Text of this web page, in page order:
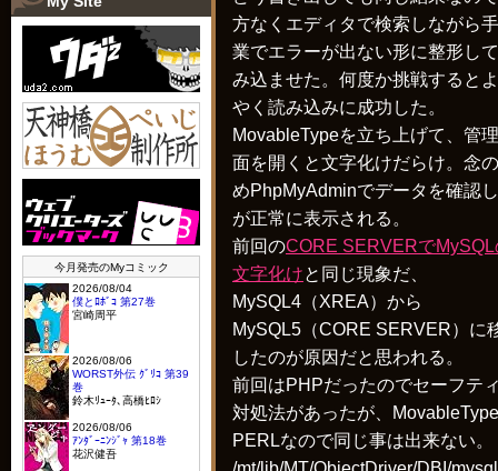
方なくエディタで検索しながら
業でエラーが出ない形に整形し
み込ませた。何度か挑戦すると
やく読み込みに成功した。
MovableTypeを立ち上げて、管
面を開くと文字化けだらけ。念
めPhpMyAdminでデータを確認
が正常に表示される。
前回のCORE SERVERでMySQL
文字化けと同じ現象だ、
MySQL4（XREA）から
MySQL5（CORE SERVER）に
したのが原因だと思われる。
前回はPHPだったのでセーフテ
対処法があったが、
PERLなので同じ事は出来ない。